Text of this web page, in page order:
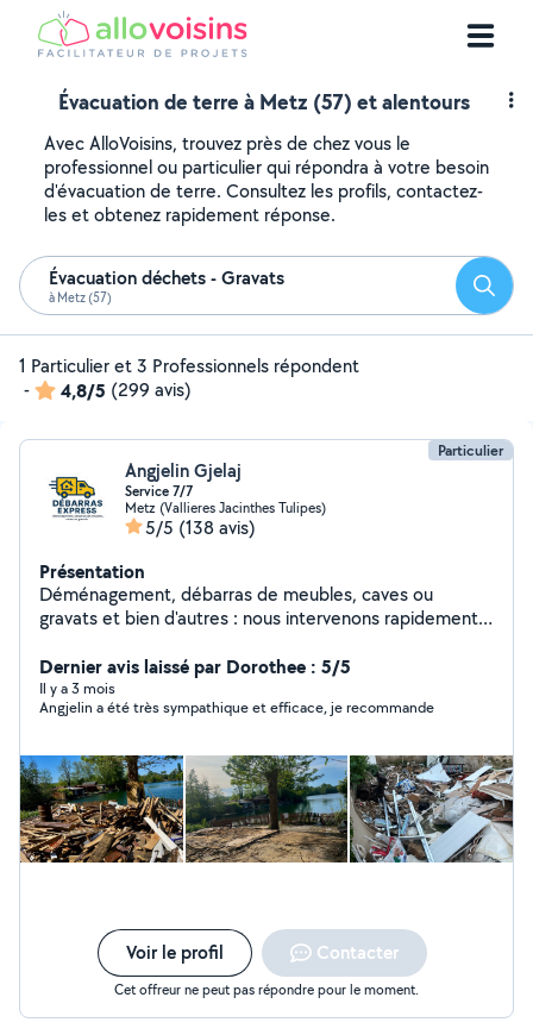
Évacuation de terre à Metz (57) et alentours
Avec AlloVoisins, trouvez près de chez vous le
professionnel ou particulier qui répondra à votre besoin
d'évacuation de terre. Consultez les profils, contactez-
les et obtenez rapidement réponse.
Évacuation déchets - Gravats
à Metz (57)
1 Particulier et 3 Professionnels répondent
-
4,8/5 (299 avis)
Particulier
Angjelin Gjelaj
Service 7/7
Metz (Vallieres Jacinthes Tulipes)
5/5 (138 avis)
Présentation
Déménagement, débarras de meubles, caves ou
gravats et bien d'autres : nous intervenons rapidement,
Dernier avis laissé par Dorothee : 5/5
Il y a 3 mois
Angjelin a été très sympathique et efficace, je recommande
Voir le profil Contacter
Cet offreur ne peut pas répondre pour le moment.